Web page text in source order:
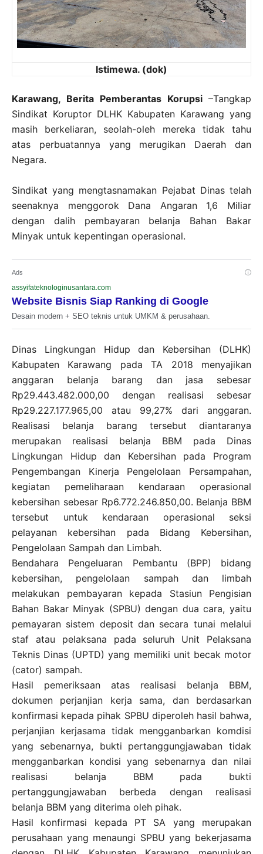
Istimewa. (dok)
Karawang, Berita Pemberantas Korupsi –Tangkap
Sindikat Koruptor DLHK Kabupaten Karawang yang
masih berkeliaran, seolah-oleh mereka tidak tahu
atas perbuatannya yang merugikan Daerah dan
Negara.
Sindikat yang mengtasnamakan Pejabat Dinas telah
seenaknya menggorok Dana Angaran 1,6 Miliar
dengan dalih pembayaran belanja Bahan Bakar
Minyak untuk kepentingan operasional.
Ads ⓘ
assyifateknologinusantara.com
Website Bisnis Siap Ranking di Google
Desain modern + SEO teknis untuk UMKM & perusahaan.
Dinas Lingkungan Hidup dan Kebersihan (DLHK)
Kabupaten Karawang pada TA 2018 menyajikan
anggaran belanja barang dan jasa sebesar
Rp29.443.482.000,00 dengan realisasi sebesar
Rp29.227.177.965,00 atau 99,27% dari anggaran.
Realisasi belanja barang tersebut diantaranya
merupakan realisasi belanja BBM pada Dinas
Lingkungan Hidup dan Kebersihan pada Program
Pengembangan Kinerja Pengelolaan Persampahan,
kegiatan pemeliharaan kendaraan operasional
kebersihan sebesar Rp6.772.246.850,00. Belanja BBM
tersebut untuk kendaraan operasional seksi
pelayanan kebersihan pada Bidang Kebersihan,
Pengelolaan Sampah dan Limbah.
Bendahara Pengeluaran Pembantu (BPP) bidang
kebersihan, pengelolaan sampah dan limbah
melakukan pembayaran kepada Stasiun Pengisian
Bahan Bakar Minyak (SPBU) dengan dua cara, yaitu
pemayaran sistem deposit dan secara tunai melalui
staf atau pelaksana pada seluruh Unit Pelaksana
Teknis Dinas (UPTD) yang memiliki unit becak motor
(cator) sampah.
Hasil pemeriksaan atas realisasi belanja BBM,
dokumen perjanjian kerja sama, dan berdasarkan
konfirmasi kepada pihak SPBU diperoleh hasil bahwa,
perjanjian kerjasama tidak mengganbarkan komdisi
yang sebenarnya, bukti pertanggungjawaban tidak
mengganbarkan kondisi yang sebenarnya dan nilai
realisasi belanja BBM pada bukti
pertanggungjawaban berbeda dengan realisasi
belanja BBM yang diterima oleh pihak.
Hasil konfirmasi kepada PT SA yang merupakan
perusahaan yang menaungi SPBU yang bekerjasama